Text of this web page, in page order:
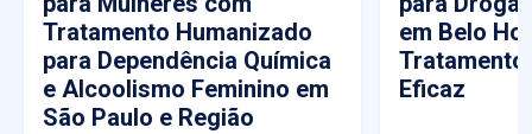
Tratamento Humanizado
para Dependência Química
e Alcoolismo Feminino em
São Paulo e Região
em Belo
Tratamento
Eficaz